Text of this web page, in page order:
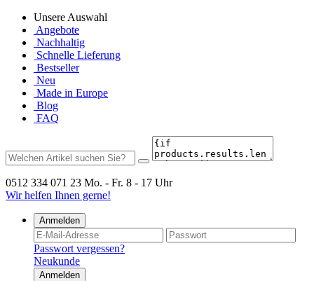
Unsere Auswahl
Angebote
Nachhaltig
Schnelle Lieferung
Bestseller
Neu
Made in Europe
Blog
FAQ
0512 334 071 23 Mo. - Fr. 8 - 17 Uhr
Wir helfen Ihnen gerne!
Anmelden
Passwort vergessen?
Neukunde
Anmelden